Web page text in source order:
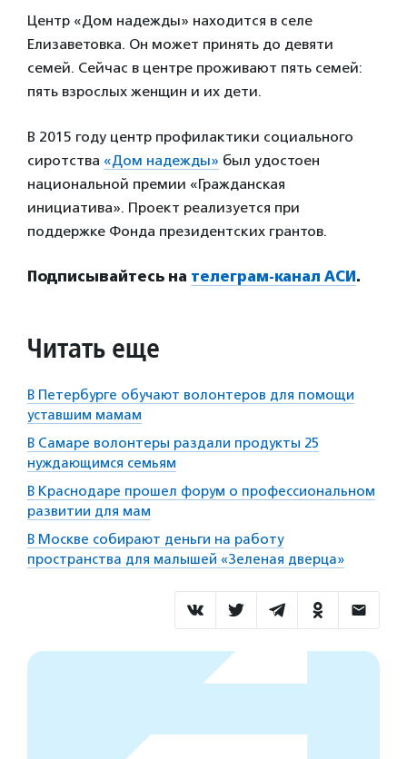
Центр «Дом надежды» находится в селе
Елизаветовка. Он может принять до девяти
семей. Сейчас в центре проживают пять семей:
пять взрослых женщин и их дети.
В 2015 году центр профилактики социального
сиротства «Дом надежды» был удостоен
национальной премии «Гражданская
инициатива». Проект реализуется при
поддержке Фонда президентских грантов.
Подписывайтесь на телеграм-канал АСИ.
Читать еще
В Петербурге обучают волонтеров для помощи
уставшим мамам
В Самаре волонтеры раздали продукты 25
нуждающимся семьям
В Краснодаре прошел форум о профессиональном
развитии для мам
В Москве собирают деньги на работу
пространства для малышей «Зеленая дверца»